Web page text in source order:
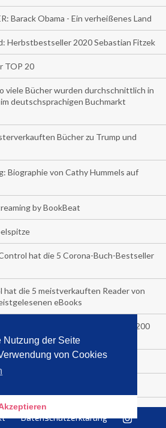
Nutzung der Seite
von Cookies
Barack Obama - Ein verheißenes Land
Herbstbestseller 2020 Sebastian Fitzek
TOP 20
viele Bücher wurden durchschnittlich in
deutschsprachigen Buchmarkt
Bücher zu Trump und
Biographie von Cathy Hummels auf
by BookBeat
hat die 5 Corona-Buch-Bestseller
hat die 5 meistverkauften Reader von
eBooks
Verkäufe letzte Woche an über 200
Bestseller 2020
Sommerhit 2020
aus Freude über die Nummer 1
Datenschutzerklärung